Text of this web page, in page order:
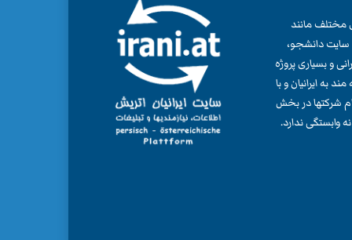
از سال 2003، پروژه های مختلف مانند
سایت دانشجو،
ایرانی و بسیاری پروژه
به ایرانیان و با
شرکتها در بخش
وابستگی ندارد.